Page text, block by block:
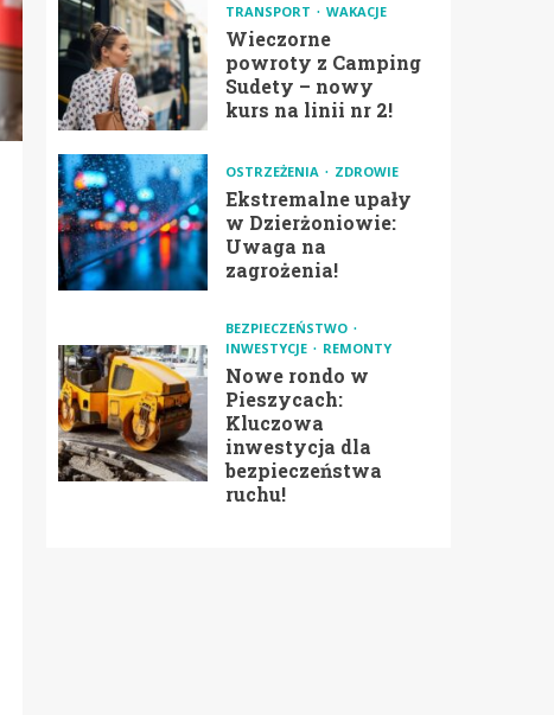
TRANSPORT WAKACJE
Wieczorne
powroty z Camping
Sudety – nowy
kurs na linii nr 2!
OSTRZEŻENIA ZDROWIE
Ekstremalne upały
w Dzierżoniowie:
Uwaga na
zagrożenia!
BEZPIECZEŃSTWO
INWESTYCJE
REMONTY
Nowe rondo w
Pieszycach:
Kluczowa
inwestycja dla
bezpieczeństwa
ruchu!